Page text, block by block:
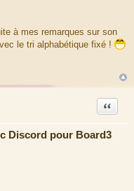
à mes remarques sur son
le tri alphabétique fixé !
Discord pour Board3
Citation